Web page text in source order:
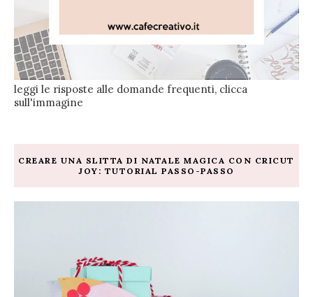
leggi le risposte alle domande frequenti, clicca
sull'immagine
CREARE UNA SLITTA DI NATALE MAGICA CON CRICUT
JOY: TUTORIAL PASSO-PASSO